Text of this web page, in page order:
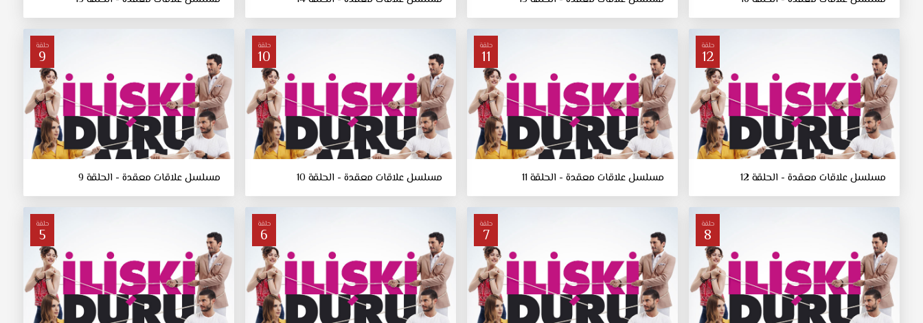
حلقة
12
مسلسل علاقات معقدة - الحلقة 12
حلقة
11
مسلسل علاقات معقدة - الحلقة 11
حلقة
10
مسلسل علاقات معقدة - الحلقة 10
حلقة
9
مسلسل علاقات معقدة - الحلقة 9
حلقة
8
حلقة
7
حلقة
6
حلقة
5